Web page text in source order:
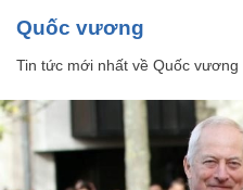
Quốc vương
Tin tức mới nhất về Quốc vương